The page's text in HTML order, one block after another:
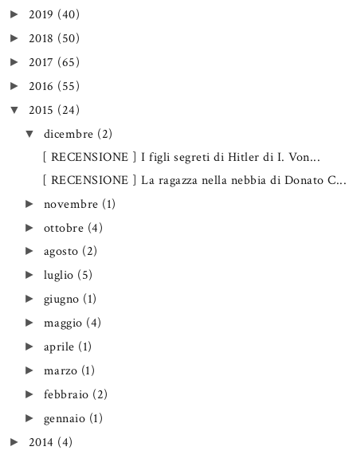
► 2019 (40)
► 2018 (50)
► 2017 (65)
► 2016 (55)
▼ 2015 (24)
▼ dicembre (2)
[ RECENSIONE ] I figli segreti di Hitler di I. Von...
[ RECENSIONE ] La ragazza nella nebbia di Donato C...
► novembre (1)
► ottobre (4)
► agosto (2)
► luglio (5)
► giugno (1)
► maggio (4)
► aprile (1)
► marzo (1)
► febbraio (2)
► gennaio (1)
► 2014 (4)